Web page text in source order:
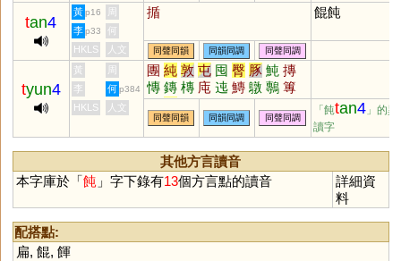
tan4
黃 p16 周 揗 餛飩
李 p33
何
HKLS
人文 同聲同韻 同韻同調 同聲同調
tyun4
黃 周 團 純 敦 屯 囤 臀 豚 魨 摶
慱 鏄 槫 庉 迍 鱄 鷻 鷒 篿
李 何 p384
HKLS 人文
同聲同韻 同韻同調 同聲同調
「飩tan4 」的異
讀字
其他方言讀音
本字庫於「飩」字下錄有13個方言點的讀音
詳細資
料
配搭點:
扁, 餛, 餫